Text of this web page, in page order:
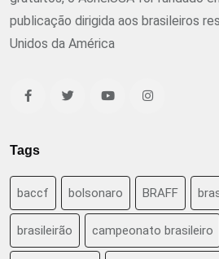
publicação dirigida aos brasileiros
Unidos da América
Tags
baccf bolsonaro BRAFF
brasileirão campeonato brasileiro